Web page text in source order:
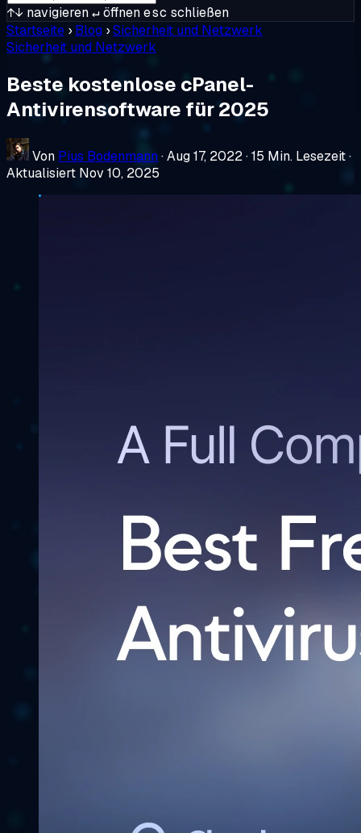
↑↓ navigieren↵öffnenesc schließen
Startseite › Blog ›Sicherheit und Netzwerk
Sicherheit und Netzwerk
Beste kostenlose cPanel-
Antivirensoftware für 2025
Von Pius Bodenmann·Aug 17, 2022·15 Min. Lesezeit·
Aktualisiert Nov 10, 2025